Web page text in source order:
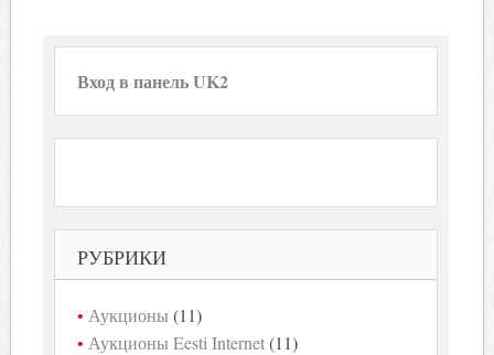
Вход в панель UK2
РУБРИКИ
Аукционы (11)
Аукционы Eesti Internet(11)